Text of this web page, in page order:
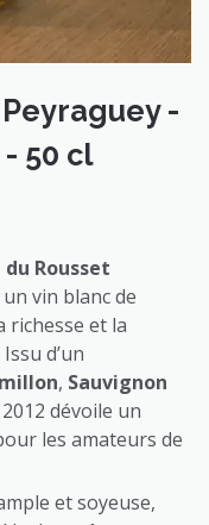
-
50 cl
Rousset
un vin blanc de
richesse et la
Issu d’un
, Sauvignon
dévoile un
les amateurs de
et soyeuse,